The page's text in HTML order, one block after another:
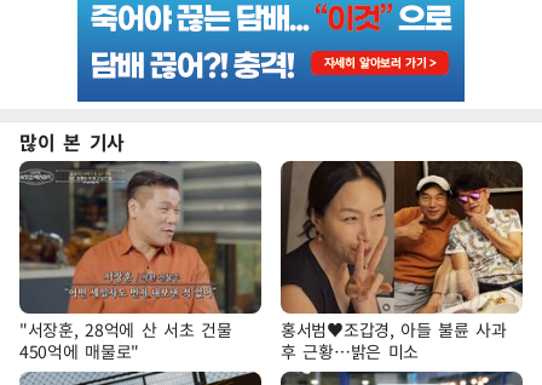
많이 본 기사
"서장훈, 28억에 산 서초 건물
450억에 매물로"
홍서범♥조갑경, 아들 불륜 사과
후 근황…밝은 미소